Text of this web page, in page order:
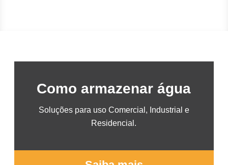
Como armazenar água
Soluções para uso Comercial, Industrial e
Residencial.